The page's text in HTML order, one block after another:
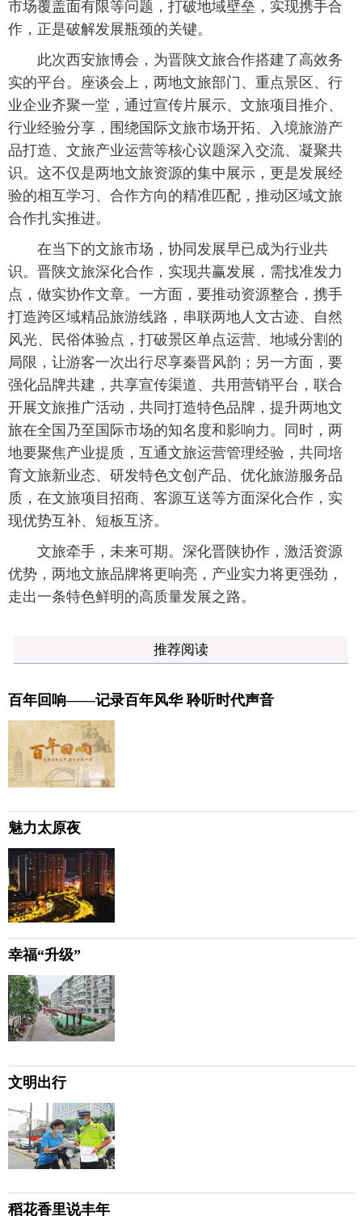
市场覆盖面有限等问题，打破地域壁垒，实现携手合
作，正是破解发展瓶颈的关键。
此次西安旅博会，为晋陕文旅合作搭建了高效务
实的平台。座谈会上，两地文旅部门、重点景区、行
业企业齐聚一堂，通过宣传片展示、文旅项目推介、
行业经验分享，围绕国际文旅市场开拓、入境旅游产
品打造、文旅产业运营等核心议题深入交流、凝聚共
识。这不仅是两地文旅资源的集中展示，更是发展经
验的相互学习、合作方向的精准匹配，推动区域文旅
合作扎实推进。
在当下的文旅市场，协同发展早已成为行业共
识。晋陕文旅深化合作，实现共赢发展，需找准发力
点，做实协作文章。一方面，要推动资源整合，携手
打造跨区域精品旅游线路，串联两地人文古迹、自然
风光、民俗体验点，打破景区单点运营、地域分割的
局限，让游客一次出行尽享秦晋风韵；另一方面，要
强化品牌共建，共享宣传渠道、共用营销平台，联合
开展文旅推广活动，共同打造特色品牌，提升两地文
旅在全国乃至国际市场的知名度和影响力。同时，两
地要聚焦产业提质，互通文旅运营管理经验，共同培
育文旅新业态、研发特色文创产品、优化旅游服务品
质，在文旅项目招商、客源互送等方面深化合作，实
现优势互补、短板互济。
文旅牵手，未来可期。深化晋陕协作，激活资源
优势，两地文旅品牌将更响亮，产业实力将更强劲，
走出一条特色鲜明的高质量发展之路。
推荐阅读
百年回响——记录百年风华 聆听时代声音
魅力太原夜
幸福“升级”
文明出行
稻花香里说丰年